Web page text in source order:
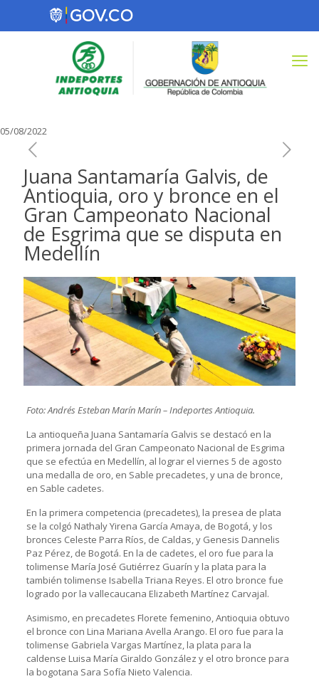
05/08/2022
Juana Santamaría Galvis, de
Antioquia, oro y bronce en el
Gran Campeonato Nacional
de Esgrima que se disputa en
Medellín
Foto: Andrés Esteban Marín Marín – Indeportes Antioquia.
La antioqueña Juana Santamaría Galvis se destacó en la
primera jornada del Gran Campeonato Nacional de Esgrima
que se efectúa en Medellín, al lograr el viernes 5 de agosto
una medalla de oro, en Sable precadetes, y una de bronce,
en Sable cadetes.
En la primera competencia (precadetes), la presea de plata
se la colgó Nathaly Yirena García Amaya, de Bogotá, y los
bronces Celeste Parra Ríos, de Caldas, y Genesis Dannelis
Paz Pérez, de Bogotá. En la de cadetes, el oro fue para la
tolimense María José Gutiérrez Guarín y la plata para la
también tolimense Isabella Triana Reyes. El otro bronce fue
logrado por la vallecaucana Elizabeth Martínez Carvajal.
Asimismo, en precadetes Florete femenino, Antioquia obtuvo
el bronce con Lina Mariana Avella Arango. El oro fue para la
tolimense Gabriela Vargas Martínez, la plata para la
caldense Luisa María Giraldo González y el otro bronce para
la bogotana Sara Sofía Nieto Valencia.